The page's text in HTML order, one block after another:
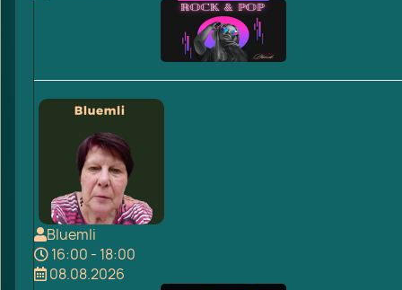
Bluemli
16:00 - 18:00
08.08.2026